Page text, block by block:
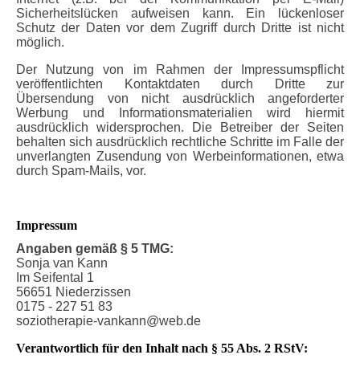
Sicherheitslücken aufweisen kann. Ein lückenloser
Schutz der Daten vor dem Zugriff durch Dritte ist nicht
möglich.
Der Nutzung von im Rahmen der Impressumspflicht
veröffentlichten Kontaktdaten durch Dritte zur
Übersendung von nicht ausdrücklich angeforderter
Werbung und Informationsmaterialien wird hiermit
ausdrücklich widersprochen. Die Betreiber der Seiten
behalten sich ausdrücklich rechtliche Schritte im Falle der
unverlangten Zusendung von Werbeinformationen, etwa
durch Spam-Mails, vor.
Impressum
Angaben gemäß § 5 TMG:
Sonja van Kann
Im Seifental 1
56651 Niederzissen
0175 - 227 51 83
soziotherapie-vankann@web.de
Verantwortlich für den Inhalt nach § 55 Abs. 2 RStV: